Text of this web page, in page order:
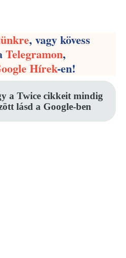
, vagy kövess
Telegramon,
Hírek-en!
a Twice cikkeit mindig
lásd a Google-ben